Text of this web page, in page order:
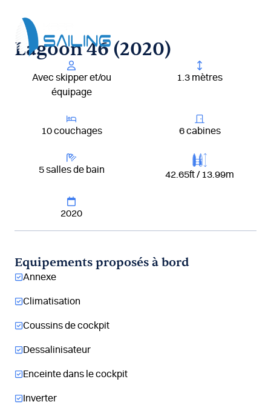
contenu
Lagoon 46 (2020)
Avec skipper et/ou
équipage
1.3 mètres
10 couchages 6 cabines
5 salles de bain 42.65ft / 13.99m
2020
Equipements proposés à bord
Annexe
Climatisation
Coussins de cockpit
Dessalinisateur
Enceinte dans le cockpit
Inverter